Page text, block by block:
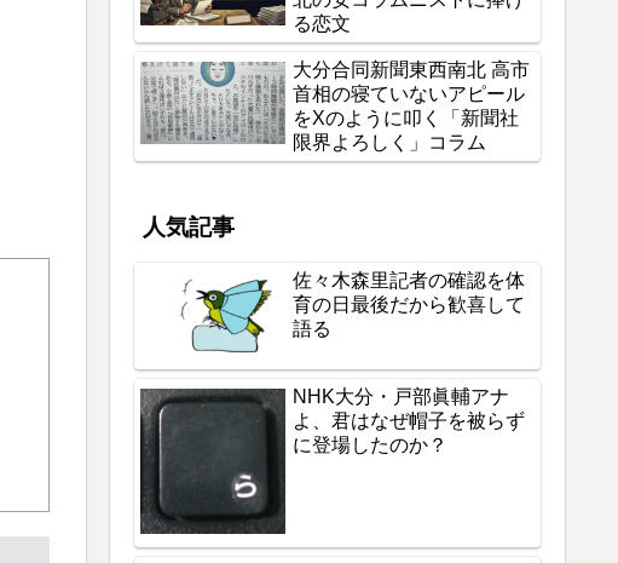
る恋文
大分合同新聞東西南北 高市
首相の寝ていないアピール
をXのように叩く「新聞社
限界よろしく」コラム
人気記事
佐々木森里記者の確認を体
育の日最後だから歓喜して
語る
NHK大分・戸部眞輔アナ
よ、君はなぜ帽子を被らず
に登場したのか？